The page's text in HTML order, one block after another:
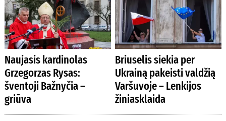
Naujasis kardinolas
Grzegorzas Rysas:
šventoji Bažnyčia –
griūva
Briuselis siekia per
Ukrainą pakeisti valdžią
Varšuvoje – Lenkijos
žiniasklaida